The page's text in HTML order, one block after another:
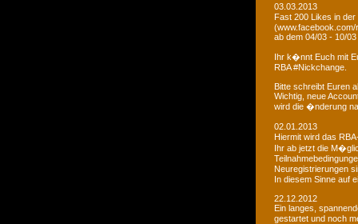
03.03.2013
Fast 200 Likes in
ab dem 04/03 - 10/
Ihr k�nnt Euch mit
RBA #Nickchange.
Bitte schreibt Euren
Wichtig, neue
wird die �nderung
02.01.2013
Hiermit wird das
Ihr ab jetzt die
Neuregistrierungen
In diesem Sinne auf
22.12.2012
Ein langes,
gestartet und noch